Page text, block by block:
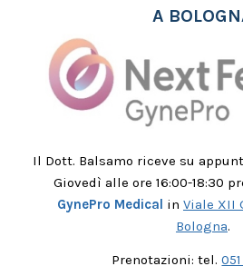
A
Il Dott. Balsamo riceve su
Giovedì alle ore 16:00-18:30
GynePro Medical in Viale XII
Bologna.
Prenotazioni: tel.